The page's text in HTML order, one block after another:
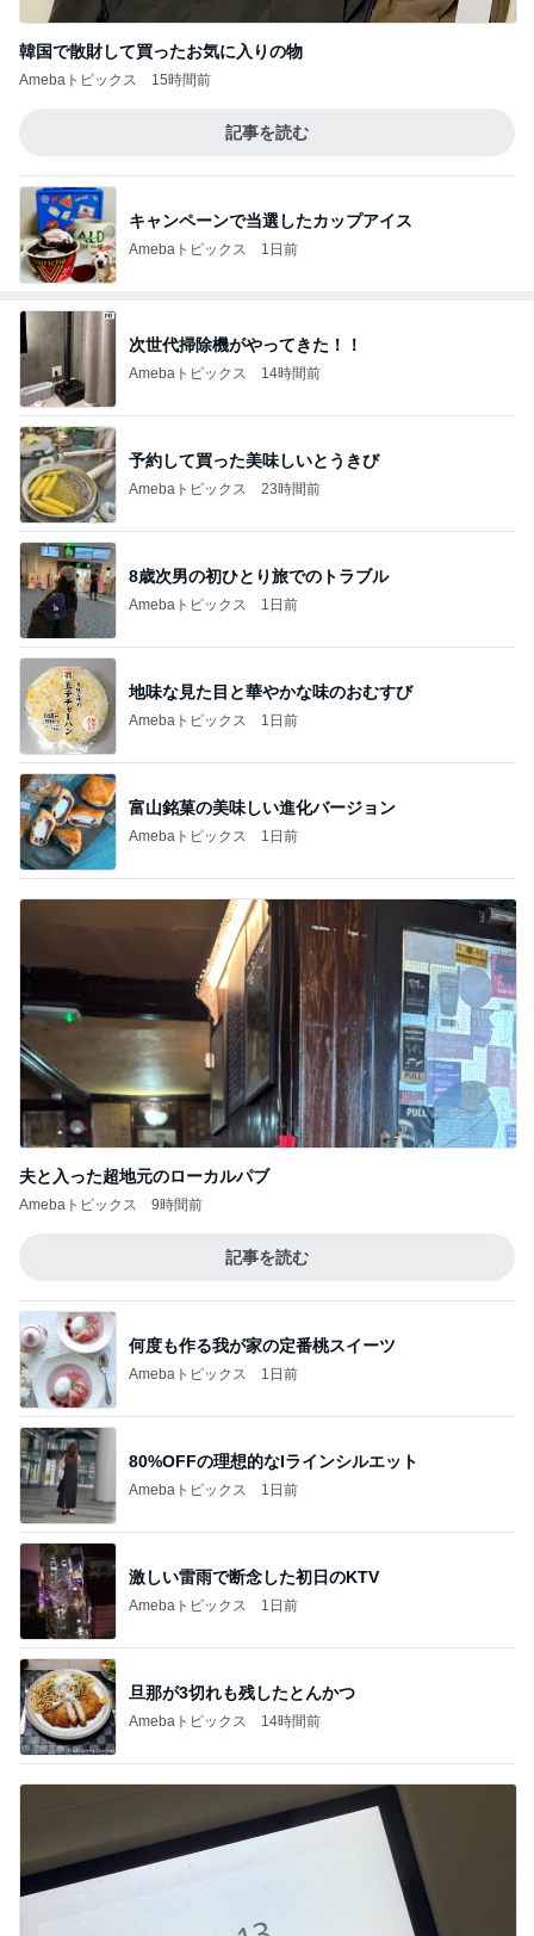
韓国で散財して買ったお気に入りの物
Amebaトピックス 15時間前
記事を読む
キャンペーンで当選したカップアイス
Amebaトピックス 1日前
次世代掃除機がやってきた！！
Amebaトピックス 14時間前
予約して買った美味しいとうきび
Amebaトピックス 23時間前
8歳次男の初ひとり旅でのトラブル
Amebaトピックス 1日前
地味な見た目と華やかな味のおむすび
Amebaトピックス 1日前
富山銘菓の美味しい進化バージョン
Amebaトピックス 1日前
夫と入った超地元のローカルパブ
Amebaトピックス 9時間前
記事を読む
何度も作る我が家の定番桃スイーツ
Amebaトピックス 1日前
80%OFFの理想的なIラインシルエット
Amebaトピックス 1日前
激しい雷雨で断念した初日のKTV
Amebaトピックス 1日前
旦那が3切れも残したとんかつ
Amebaトピックス 14時間前